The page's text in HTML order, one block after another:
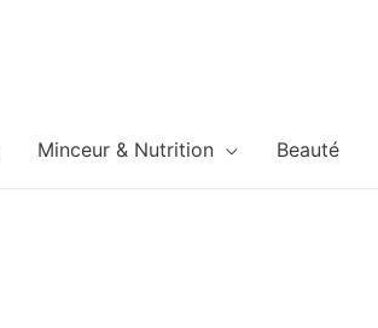
Minceur & Nutrition Beauté